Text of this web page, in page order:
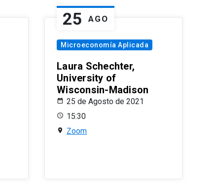
25 AGO
Microeconomía Aplicada
Laura Schechter,
University of
Wisconsin-Madison
25 de Agosto de 2021
15:30
Zoom